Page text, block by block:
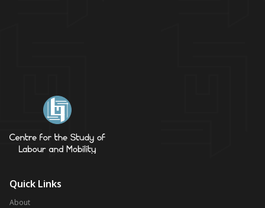
Quick Links
About